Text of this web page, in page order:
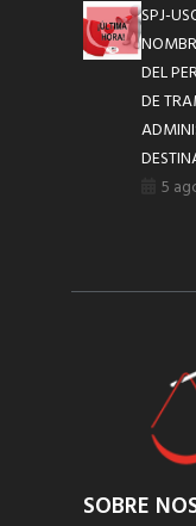
SPJ-
DEL
DE
5
SOBRE